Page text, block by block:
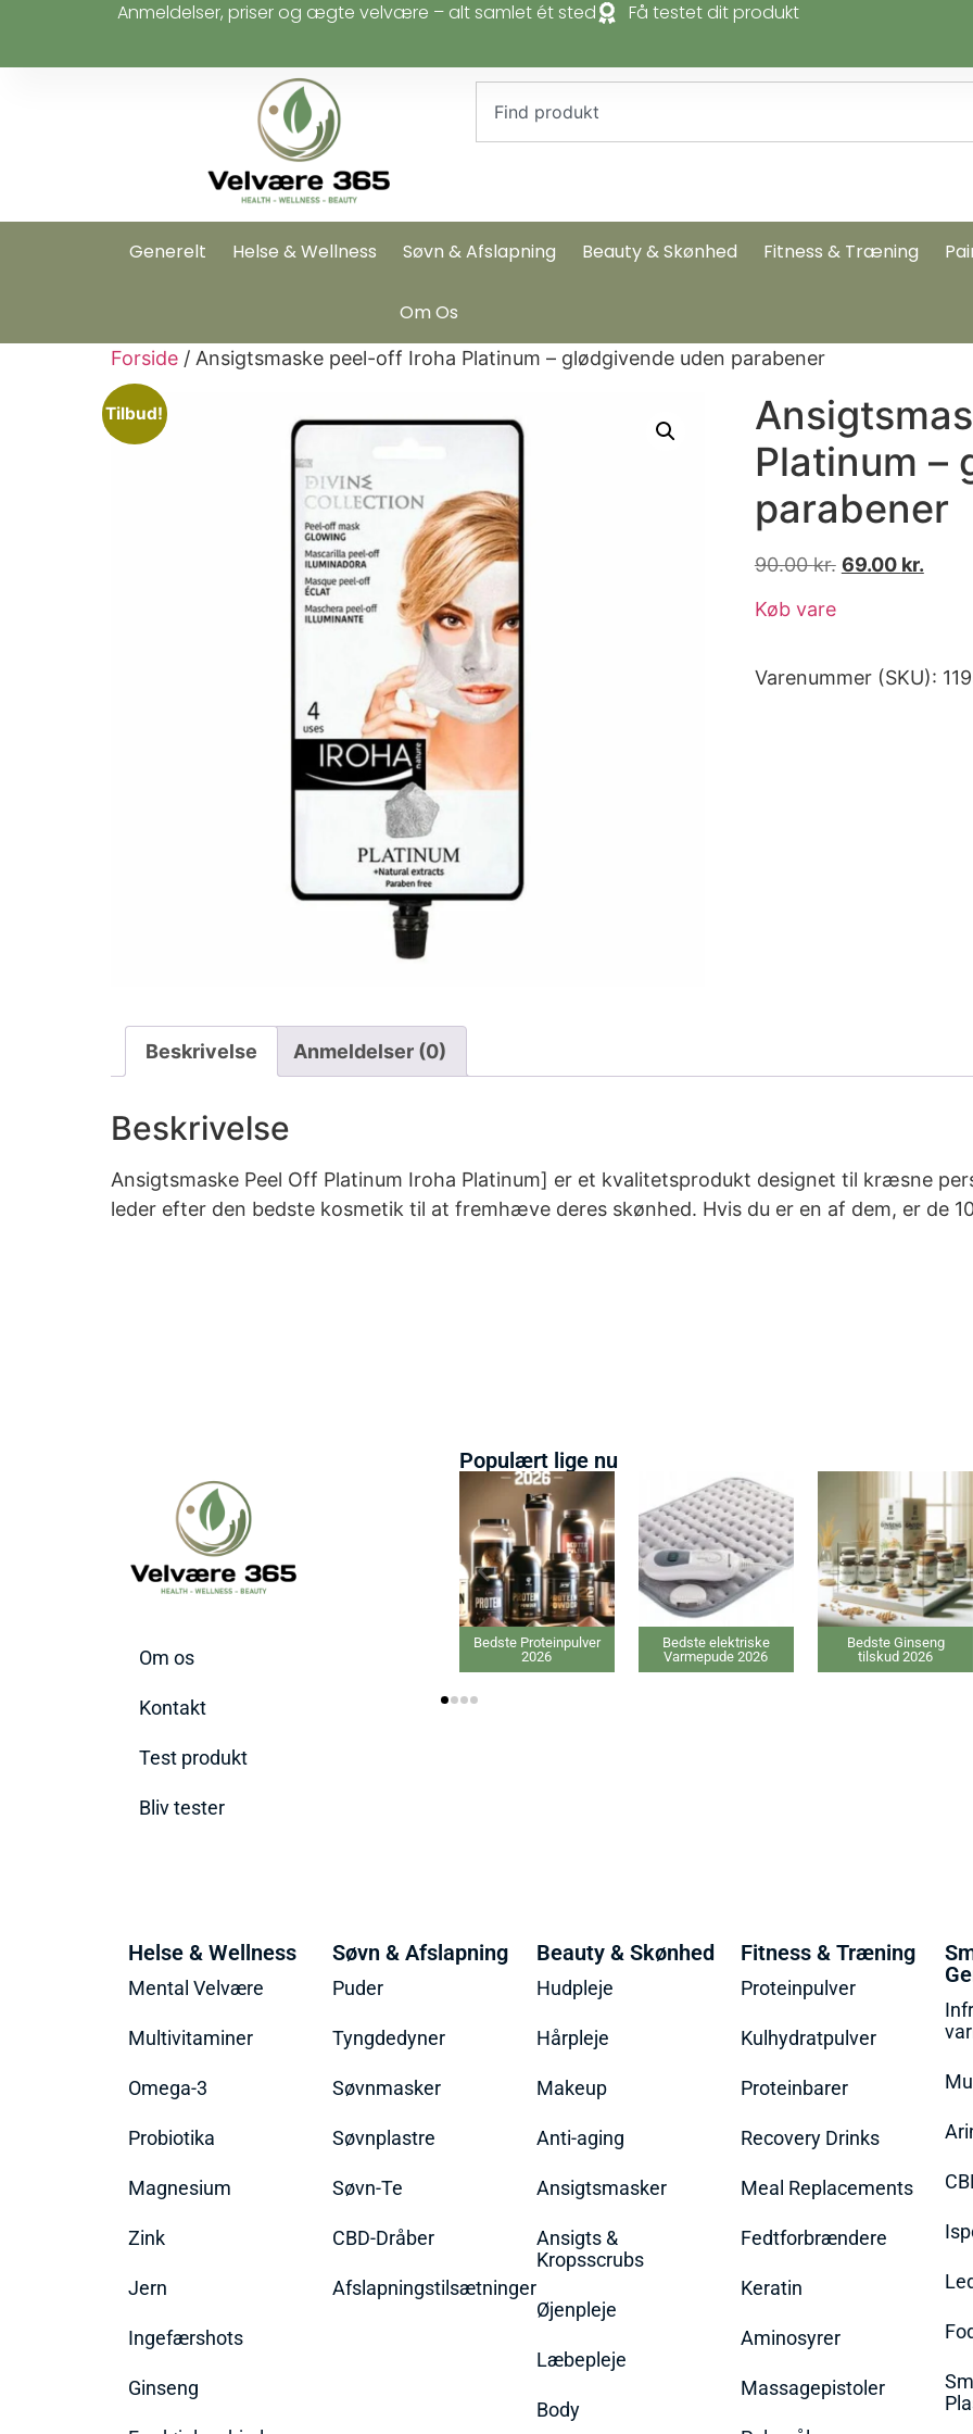
Anmeldelser, priser og ægte velvære – alt samlet ét sted Få testet dit produkt
Generelt Helse & Wellness Søvn & Afslapning Beauty & Skønhed Fitness & Træning
Om Os
Forside / Ansigtsmaske peel-off Iroha Platinum – glødgivende uden parabener
Tilbud!
Platinum –
parabener
90.00kr. 69.00 kr.
Køb vare
Varenummer (SKU):
Beskrivelse Anmeldelser (0)
Beskrivelse
Ansigtsmaske Peel Off Platinum Iroha Platinum] er et kvalitetsprodukt designet til kræsne
leder efter den bedste kosmetik til at fremhæve deres skønhed. Hvis du er en af dem, er de
Om os
Kontakt
Test produkt
Bliv tester
Populært lige nu
Bedste Proteinpulver
2026
Bedste elektriske
Varmepude 2026
Bedste Ginseng
tilskud 2026
Helse & Wellness
Mental Velvære
Multivitaminer
Omega-3
Probiotika
Magnesium
Zink
Jern
Ingefærshots
Ginseng
Søvn & Afslapning
Puder
Tyngdedyner
Søvnmasker
Søvnplastre
Søvn-Te
CBD-Dråber
Afslapningstilsætninger
Beauty & Skønhed
Hudpleje
Hårpleje
Makeup
Anti-aging
Ansigtsmasker
Ansigts &
Kropsscrubs
Øjenpleje
Læbepleje
Body
Fitness & Træning
Proteinpulver
Kulhydratpulver
Proteinbarer
Recovery Drinks
Meal Replacements
Fedtforbrændere
Keratin
Aminosyrer
Massagepistoler